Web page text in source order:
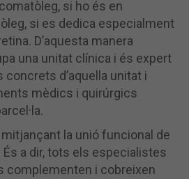
si ho és en
si es dedica especialment
D’aquesta manera
una unitat clínica i és expert
d’aquella unitat i
mèdics i quirúrgics
mitjançant la unió funcional de
a dir, tots els especialistes
complementen i cobreixen